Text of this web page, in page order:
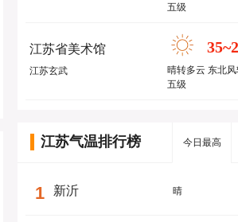
五级
江苏省美术馆
江苏玄武
晴转多云 东北
五级
江苏气温排行榜 今日最高
1 新沂 晴